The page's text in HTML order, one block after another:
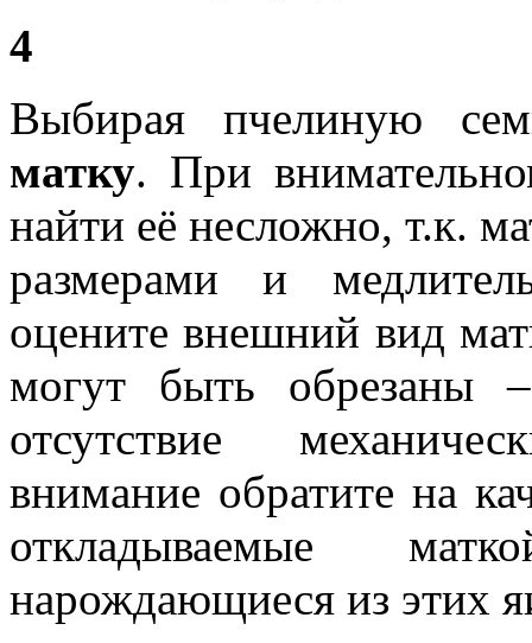
4
Выбирая пчелиную
матку. При
найти её несложно, т.к.
размерами и
оцените внешний вид
могут быть обрезаны
отсутствие
внимание обратите на
откладываемые
нарождающиеся из этих